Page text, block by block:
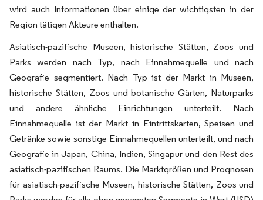
wird auch Informationen über einige der wichtigsten in der
Region tätigen Akteure enthalten.
Asiatisch-pazifische Museen, historische Stätten, Zoos und
Parks werden nach Typ, nach Einnahmequelle und nach
Geografie segmentiert. Nach Typ ist der Markt in Museen,
historische Stätten, Zoos und botanische Gärten, Naturparks
und andere ähnliche Einrichtungen unterteilt. Nach
Einnahmequelle ist der Markt in Eintrittskarten, Speisen und
Getränke sowie sonstige Einnahmequellen unterteilt, und nach
Geografie in Japan, China, Indien, Singapur und den Rest des
asiatisch-pazifischen Raums. Die Marktgrößen und Prognosen
für asiatisch-pazifische Museen, historische Stätten, Zoos und